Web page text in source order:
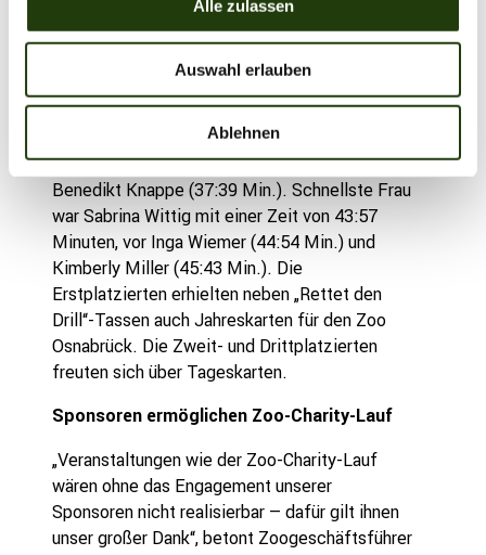
Alle zulassen
Auswahl erlauben
Ablehnen
Der Abschluss des sportlichen Abends folgte
um 19 Uhr mit dem Zeitlauf: Insgesamt 446
Läuferinnen und Läufer zeigten auf der zehn
Können. Nach nur 35:05 Minuten lief Jonas
Kulgemeyer als erster Mann ins Ziel, gefolgt
von Konstantin Stumpe (36:09 Min.) und
Benedikt Knappe (37:39 Min.). Schnellste Frau
war Sabrina Wittig mit einer Zeit von 43:57
Minuten, vor Inga Wiemer (44:54 Min.) und
Kimberly Miller (45:43 Min.). Die
Erstplatzierten erhielten neben „Rettet den
Drill“-Tassen auch Jahreskarten für den Zoo
Osnabrück. Die Zweit- und Drittplatzierten
freuten sich über Tageskarten.
Sponsoren ermöglichen Zoo-Charity-Lauf
„Veranstaltungen wie der Zoo-Charity-Lauf
wären ohne das Engagement unserer
Sponsoren nicht realisierbar – dafür gilt ihnen
unser großer Dank“, betont Zoogeschäftsführer